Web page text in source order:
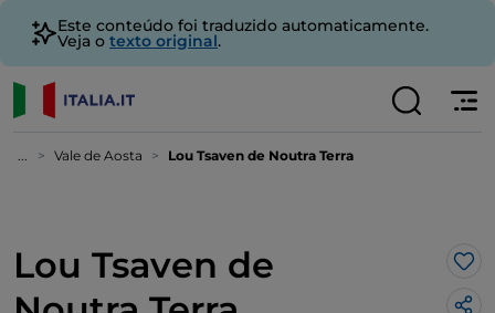
Este conteúdo foi traduzido automaticamente.
Veja o texto original.
... Vale de Aosta Lou Tsaven de Noutra Terra
Lou Tsaven de